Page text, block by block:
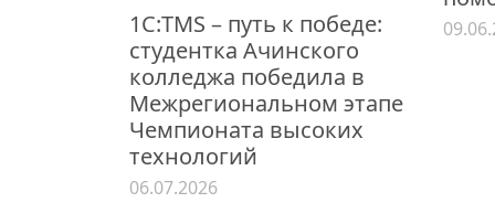
1С:TMS – путь к победе:
студентка Ачинского
колледжа победила в
Межрегиональном этапе
Чемпионата высоких
технологий
06.07.2026